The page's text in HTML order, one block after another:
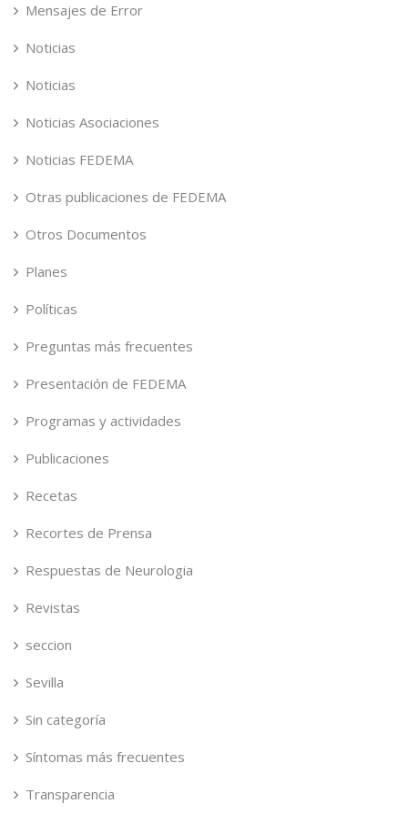
Mensajes de Error
Noticias
Noticias
Noticias Asociaciones
Noticias FEDEMA
Otras publicaciones de FEDEMA
Otros Documentos
Planes
Políticas
Preguntas más frecuentes
Presentación de FEDEMA
Programas y actividades
Publicaciones
Recetas
Recortes de Prensa
Respuestas de Neurologia
Revistas
seccion
Sevilla
Sin categoría
Síntomas más frecuentes
Transparencia